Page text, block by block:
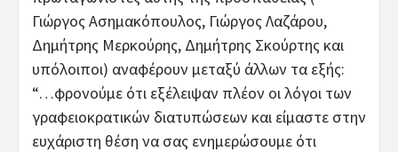
Γιώργος Ασημακόπουλος, Γιώργος Λαζάρου,
Δημήτρης Μερκούρης, Δημήτρης Σκούρτης και
υπόλοιποι) αναφέρουν μεταξύ άλλων τα εξής:
“…φρονούμε ότι εξέλειψαν πλέον οι λόγοι των
γραφειοκρατικών διατυπώσεων και είμαστε στην
ευχάριστη θέση να σας ενημερώσουμε ότι